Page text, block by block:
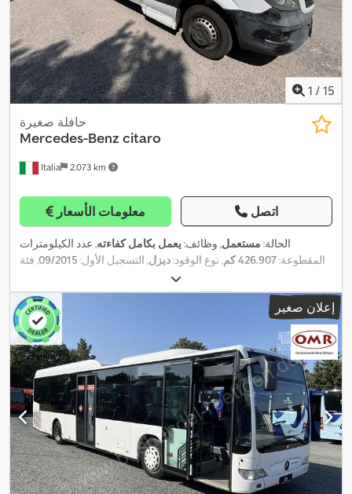
1 / 15
Italia 2.073 km
حافلة صغيرة
Mercedes-Benz citaro
معلومات الأسعار اتصل
الحالة: مستعمل, وظائف:يعمل بكامل كفاءته, عدد الكيلومترات
المقطوعة:426.907 كم , نوع الوقود:ديزل, التسجيل الأول: 09/2015, فئة
يورو 6
20, سنة الصنع:2015 , رقم الآلة/المركبة:WDB9066571S944546,
معدات:تكييف الهواء, جهاز تسجيل السرعة (تاكوغراف), مثبت السرعة,إعلان صغير